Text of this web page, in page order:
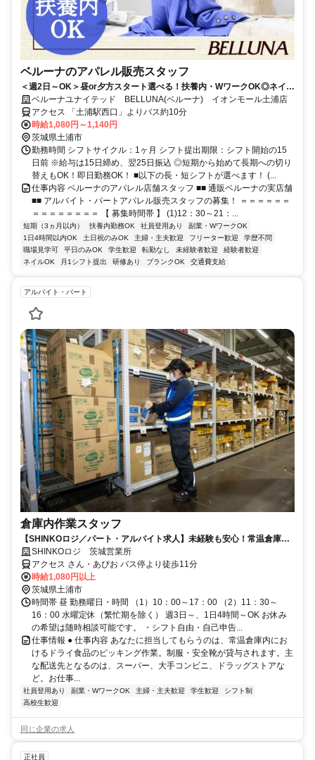
ベルーナのアパレル販売スタッフ
＜週2日～OK＞昼or夕方スタート選べる！扶養内・WワークOK◎ネイ
ル・髪色自由♪個人ノルマ無し！
ベルーナユナイテッド BELLUNA(ベルーナ) イオンモール土浦店
アクセス 「土浦駅西口」よりバス約10分
時給1,080円～1,140円
茨城県土浦市
勤務時間 シフトサイクル：1ヶ月 シフト提出期限：シフト開始の15
日前 ※給与は15日締め、翌25日振込 ◎短期から始めて長期への切り
替えもOK！即日勤務OK！ ■以下の長・短シフトが選べます！ (...
仕事内容 ベルーナのアパレル店舗スタッフ ■■ 通販ベルーナの実店舗
■■ アルバイト・パートアパレル販売スタッフの募集！ ＝＝＝＝＝＝
＝＝＝＝＝＝＝＝ 【 募集時間帯 】 (1)12：30～21：...
短期（3ヵ月以内） 扶養内勤務OK 社員登用あり
副業・WワークOK
1日4時間以内OK
土日祝のみOK 主婦・主夫歓迎 フリーター歓迎
学歴不問
職場見学可
平日のみOK 学生歓迎 転勤なし 未経験者歓迎
経験者歓迎
ネイルOK
月1シフト提出 研修あり ブランクOK 交通費支給
アルバイト・パート
倉庫内作業スタッフ
【SHINKOロジ／パート・アルバイト求人】未経験も安心！常温倉庫内
作業スタッフ募集
SHINKOロジ 茨城営業所
アクセス さん・あぴお バス停より徒歩11分
時給1,080円以上
茨城県土浦市
時間帯 昼 勤務曜日・時間 （1）10：00～17：00 （2）11：30～
16：00 水曜定休（繁忙期を除く） 週3日～、1日4時間～OK お休み
の希望は随時相談可能です。 ・シフト自由・自己申告...
仕事情報 ● 仕事内容 あなたに担当してもらうのは、常温倉庫内にお
けるドライ食品のピッキング作業。制服・安全靴が貸与されます。主
な配送先となるのは、スーパー、大手コンビニ、ドラッグストアな
ど。お仕事...
社員登用あり 副業・WワークOK 主婦・主夫歓迎 学生歓迎
シフト制
高校生歓迎
同じ企業の求人
正社員